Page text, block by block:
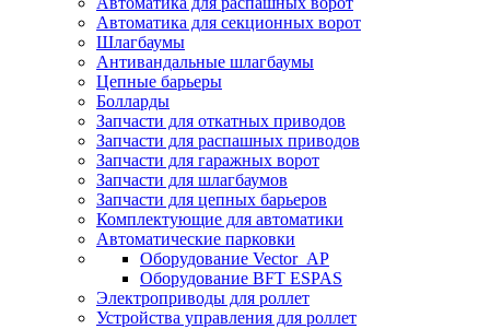
Автоматика для секционных ворот
Шлагбаумы
Антивандальные шлагбаумы
Цепные барьеры
Болларды
Запчасти для откатных приводов
Запчасти для распашных приводов
Запчасти для гаражных ворот
Запчасти для шлагбаумов
Запчасти для цепных барьеров
Комплектующие для автоматики
Автоматические парковки
Оборудование Vector_AP
Оборудование BFT ESPAS
Электроприводы для роллет
Устройства управления для роллет